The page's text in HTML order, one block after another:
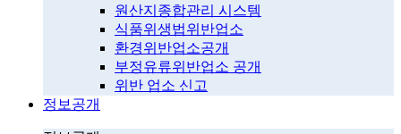
원산지종합관리 시스템
식품위생법위반업소
환경위반업소공개
부정유류위반업소 공개
위반 업소 신고
정보공개